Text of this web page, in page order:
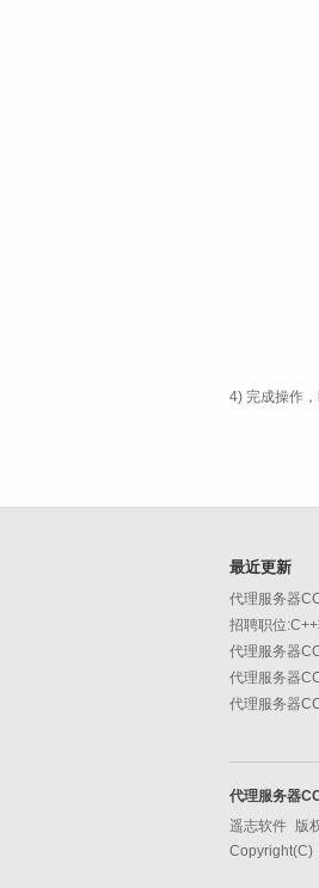
4) 完成操作，
最近更新
代理服务器
招聘职位
代理服务器
代理服务器
代理服务器
代理服务器
遥志软件 版